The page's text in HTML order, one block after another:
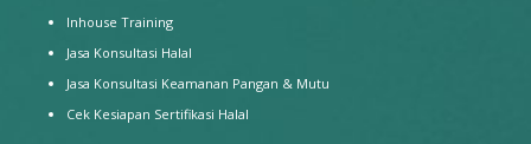
Inhouse Training
Jasa Konsultasi Halal
Jasa Konsultasi Keamanan Pangan & Mutu
Cek Kesiapan Sertifikasi Halal